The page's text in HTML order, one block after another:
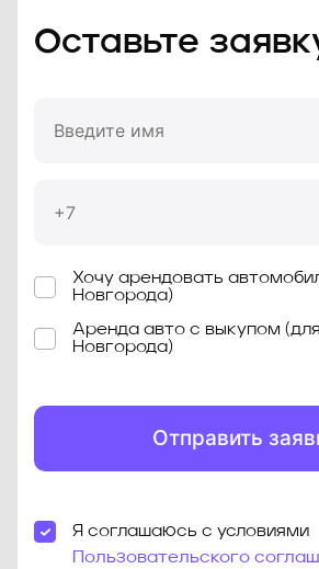
Оставьте
Отправить
Хочу арендовать
Новгорода)
Аренда авто с выкупом
Новгорода)
Я соглашаюсь с условиями
Пользовательского